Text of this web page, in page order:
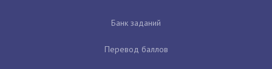
Банк заданий
Перевод баллов